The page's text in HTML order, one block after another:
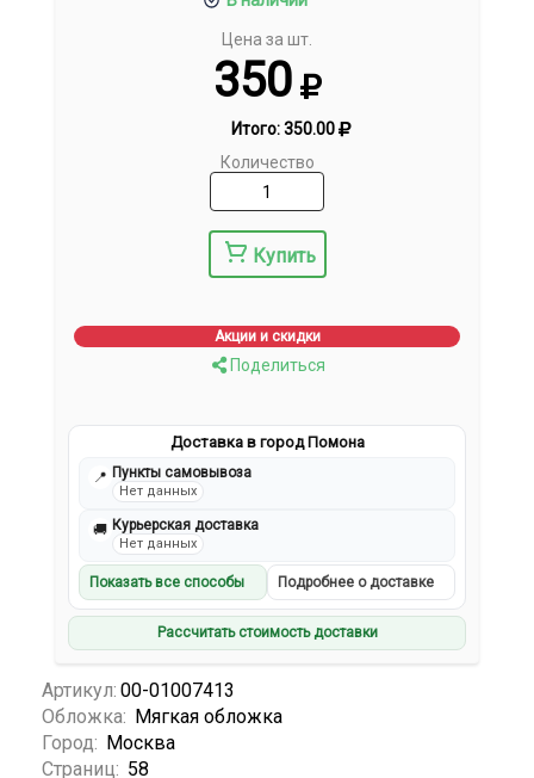
Цена за шт.
350
Итого:350.00
Количество
Купить
Акции и скидки
Поделиться
Доставка в город Помона
📍 Пункты самовывоза
Нет данных
🚚 Курьерская доставка
Нет данных
Показать все способы Подробнее о доставке
Рассчитать стоимость доставки
Артикул: 00-01007413
Обложка: Мягкая обложка
Город: Москва
Страниц: 58